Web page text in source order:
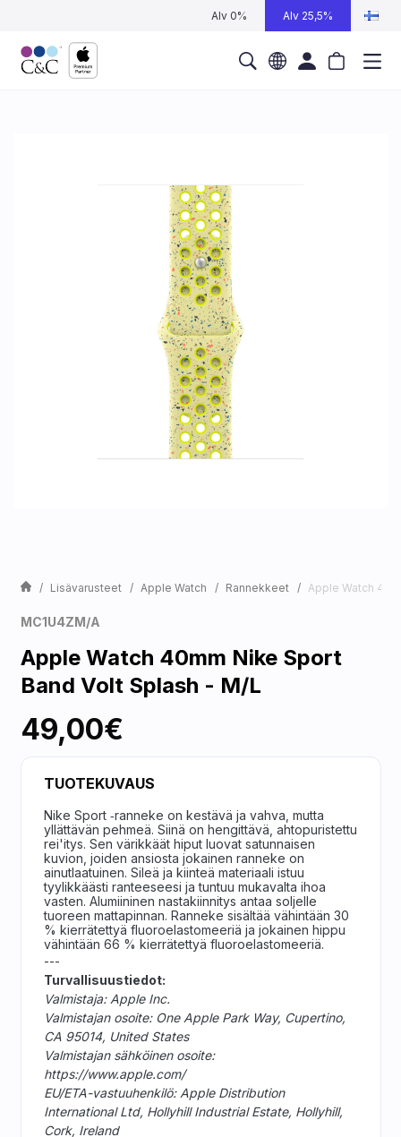
Alv 0% Alv 25,5%
Lisävarusteet Apple Watch Rannekkeet Apple Watch
MC1U4ZM/A
Apple Watch 40mm Nike Sport
Band Volt Splash - M/L
49,00€
TUOTEKUVAUS
Nike Sport ‑ranneke on kestävä ja vahva, mutta
yllättävän pehmeä. Siinä on hengittävä, ahtopuristettu
rei'itys. Sen värikkäät hiput luovat satunnaisen
kuvion, joiden ansiosta jokainen ranneke on
ainutlaatuinen. Sileä ja kiinteä materiaali istuu
tyylikkäästi ranteeseesi ja tuntuu mukavalta ihoa
vasten. Alumiininen nastakiinnitys antaa soljelle
tuoreen mattapinnan. Ranneke sisältää vähintään 30
% kierrätettyä fluoroelastomeeriä ja jokainen hippu
vähintään 66 % kierrätettyä fluoroelastomeeriä.
---
Turvallisuustiedot:
Valmistaja: Apple Inc.
Valmistajan osoite: One Apple Park Way, Cupertino,
CA 95014, United States
Valmistajan sähköinen osoite:
https://www.apple.com/
EU/ETA-vastuuhenkilö: Apple Distribution
International Ltd, Hollyhill Industrial Estate, Hollyhill,
Cork, Ireland